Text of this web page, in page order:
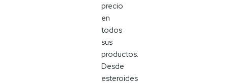
precio
en
todos
sus
productos.
Desde
esteroides